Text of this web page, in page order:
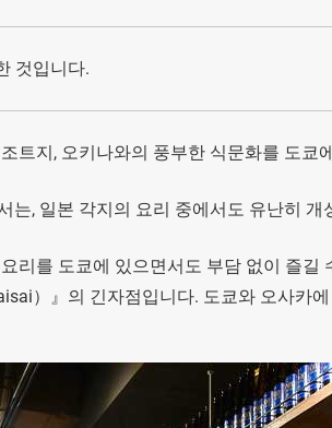
것입니다.
트지, 오키나와의 풍부한 식문화를 도쿄
는, 일본 각지의 요리 중에서도 유난히
리를 도쿄에 있으면서도 부담 없이 즐길
）』의 긴자점입니다. 도쿄와 오사카